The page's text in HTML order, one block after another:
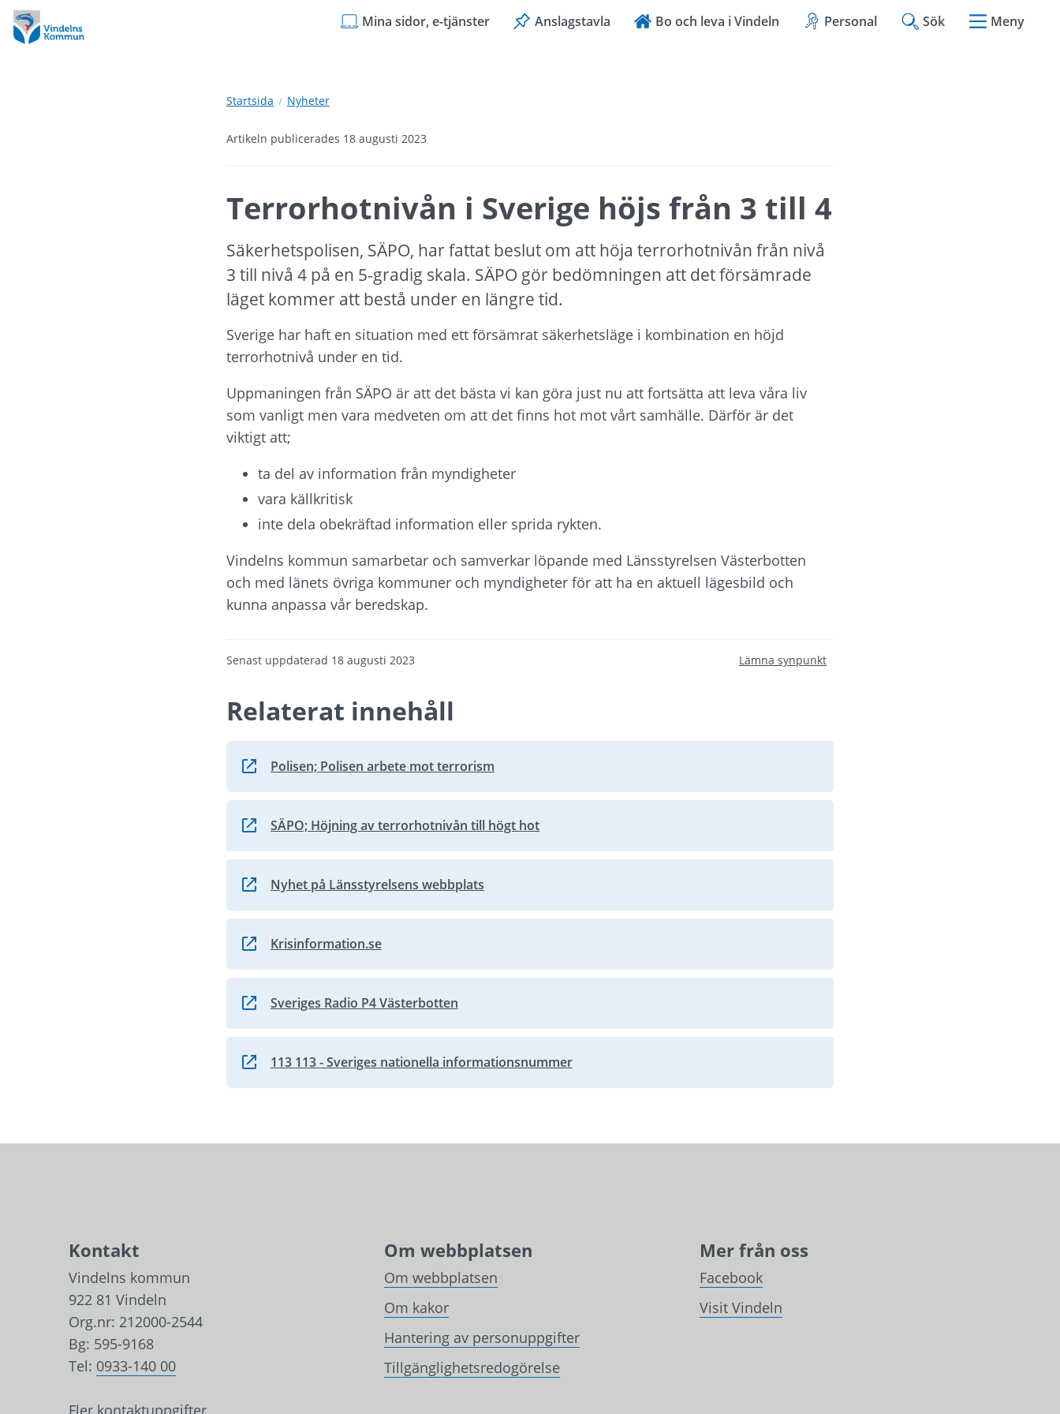
Hoppa
till
innehåll
Hoppa
till
undermeny
Mina sidor, e-tjänster Anslagstavla Bo och leva i Vindeln Personal Sök Meny
Startsida Nyheter
Artikeln publicerades 18 augusti 2023
Terrorhotnivån i Sverige höjs från 3 till 4
Säkerhetspolisen, SÄPO, har fattat beslut om att höja terrorhotnivån från nivå
3 till nivå 4 på en 5-gradig skala. SÄPO gör bedömningen att det försämrade
läget kommer att bestå under en längre tid.
Sverige har haft en situation med ett försämrat säkerhetsläge i kombination en höjd
terrorhotnivå under en tid.
Uppmaningen från SÄPO är att det bästa vi kan göra just nu att fortsätta att leva våra liv
som vanligt men vara medveten om att det finns hot mot vårt samhälle. Därför är det
viktigt att;
ta del av information från myndigheter
vara källkritisk
inte dela obekräftad information eller sprida rykten.
Vindelns kommun samarbetar och samverkar löpande med Länsstyrelsen Västerbotten
och med länets övriga kommuner och myndigheter för att ha en aktuell lägesbild och
kunna anpassa vår beredskap.
Senast uppdaterad 18 augusti 2023 Lämna synpunkt
Relaterat innehåll
Polisen; Polisen arbete mot terrorism
Länk till annan webbplats.
SÄPO; Höjning av terrorhotnivån till högt hot
Länk till annan webbplats.
Nyhet på Länsstyrelsens webbplats
Länk till annan webbplats.
Krisinformation.se
Länk till annan webbplats.
Sveriges Radio P4 Västerbotten
Länk till annan webbplats.
113 113 - Sveriges nationella informationsnummer
Länk till annan webbplats.
Kontakt
Vindelns kommun
922 81 Vindeln
Org.nr: 212000-2544
Bg: 595-9168
Tel: 0933-140 00
Fler kontaktuppgifter
Om webbplatsen
Om webbplatsen
Om kakor
Hantering av personuppgifter
Tillgänglighetsredogörelse
Mer från oss
Facebook
Visit Vindeln